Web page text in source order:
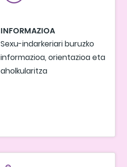
INFORMAZIOA
Sexu-indarkeriari buruzko
informazioa, orientazioa eta
aholkularitza